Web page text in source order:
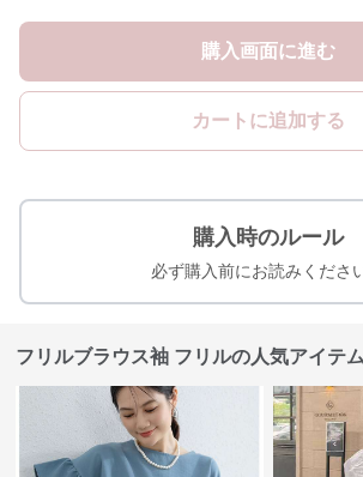
購入画面に進む
カートに追加する
購入時のルール
必ず購入前にお読みくださ
フリルブラウス袖 フリルの人気アイテム